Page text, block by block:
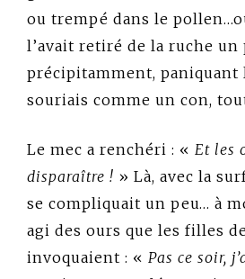
ou trempé dans le
l’avait retiré de la ruche un
précipitamment, paniquant
souriais comme un con,
Le mec a renchéri : « Et les
disparaître ! » Là, avec la
se compliquait un peu… à
agi des ours que les filles
invoquaient : « Pas ce soir,